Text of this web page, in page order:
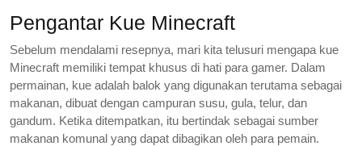
Pengantar Kue Minecraft
Sebelum mendalami resepnya, mari kita telusuri mengapa kue
Minecraft memiliki tempat khusus di hati para gamer. Dalam
permainan, kue adalah balok yang digunakan terutama sebagai
makanan, dibuat dengan campuran susu, gula, telur, dan
gandum. Ketika ditempatkan, itu bertindak sebagai sumber
makanan komunal yang dapat dibagikan oleh para pemain.